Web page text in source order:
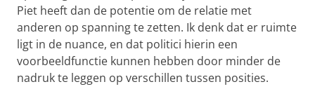
Piet heeft dan de potentie om de relatie met
anderen op spanning te zetten. Ik denk dat er ruimte
ligt in de nuance, en dat politici hierin een
voorbeeldfunctie kunnen hebben door minder de
nadruk te leggen op verschillen tussen posities.